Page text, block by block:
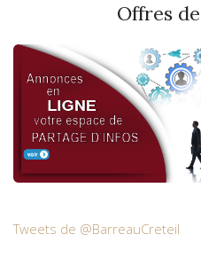
Offres
Tweets de @BarreauCreteil